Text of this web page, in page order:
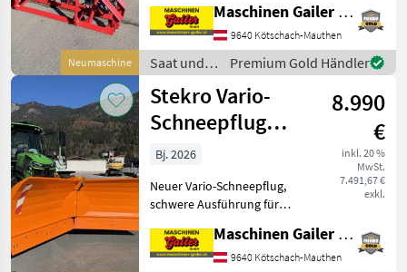
Neumaschine
Punkt Aufnahme, Gewicht
280 kg, Striegelnetz kann
beidseitig verwendet
werden, Intensiv strie
Maschinen Gailer GmbH
9640 Kötschach-Mauthen
Saat und
Pflege /
Stekro
Premium Gold Händler
Stekro Vario-
Schneepflug
Strong 300
8.990
€
inkl. 20 %
MwSt.
7.491,67 €
exkl.
Bj. 2026
Neuer Vario-Schneepflug,
schwere Ausführung für
Schildbreite 300 cm *
verwendbar als Seiten-/
Maschinen Gailer GmbH
9640 Kötschach-Mauthen